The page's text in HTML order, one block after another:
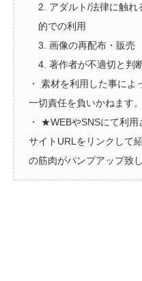
2. アダルト/法律に触れ
的での利用
3. 画像の再配布・販売
4. 著作者が不適切と判
・ 素材を利用した事に
一切責任を負いかねます。
・ ★WEBやSNSにて利
サイトURLをリンクして
の筋肉がパンプアップ致